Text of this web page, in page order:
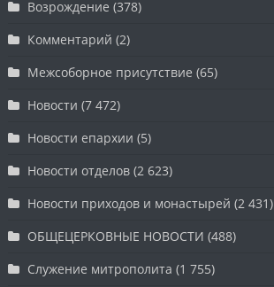
Возрождение (378)
Комментарий (2)
Межсоборное присутствие (65)
Новости (7 472)
Новости епархии (5)
Новости отделов (2 623)
Новости приходов и монастырей (2 431)
ОБЩЕЦЕРКОВНЫЕ НОВОСТИ (488)
Служение митрополита (1 755)